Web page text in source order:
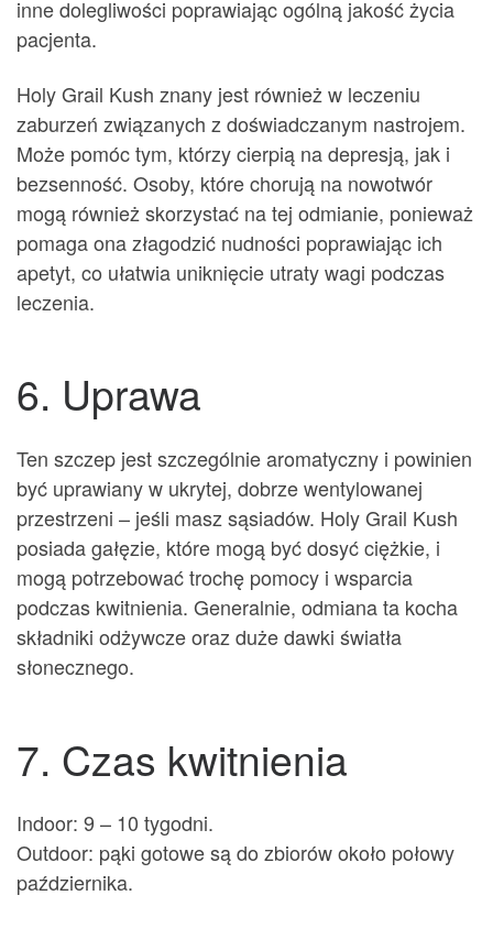
inne dolegliwości poprawiając ogólną jakość życia
pacjenta.
Holy Grail Kush znany jest również w leczeniu
zaburzeń związanych z doświadczanym nastrojem.
Może pomóc tym, którzy cierpią na depresją, jak i
bezsenność. Osoby, które chorują na nowotwór
mogą również skorzystać na tej odmianie, ponieważ
pomaga ona złagodzić nudności poprawiając ich
apetyt, co ułatwia uniknięcie utraty wagi podczas
leczenia.
6. Uprawa
Ten szczep jest szczególnie aromatyczny i powinien
być uprawiany w ukrytej, dobrze wentylowanej
przestrzeni – jeśli masz sąsiadów. Holy Grail Kush
posiada gałęzie, które mogą być dosyć ciężkie, i
mogą potrzebować trochę pomocy i wsparcia
podczas kwitnienia. Generalnie, odmiana ta kocha
składniki odżywcze oraz duże dawki światła
słonecznego.
7. Czas kwitnienia
Indoor: 9 – 10 tygodni.
Outdoor: pąki gotowe są do zbiorów około połowy
października.